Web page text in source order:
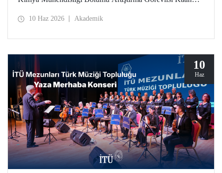
Araştırma Bursu kapsamında desteklenmeye hak kazandı.
10 Haz 2026 Akademik
10
Haz